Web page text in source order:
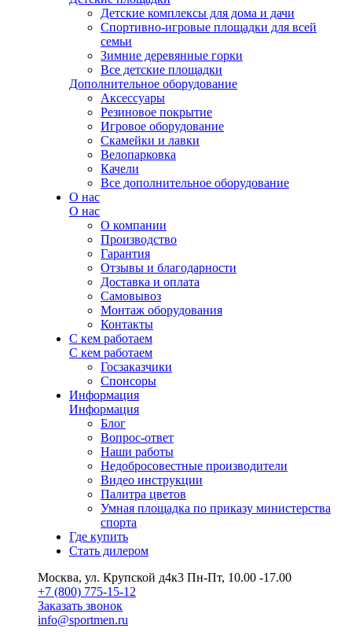
Детские комплексы для дома и дачи
Спортивно-игровые площадки для всей
семьи
Зимние деревянные горки
Все детские площадки
Дополнительное оборудование
Аксессуары
Резиновое покрытие
Игровое оборудование
Скамейки и лавки
Велопарковка
Качели
Все дополнительное оборудование
О нас
О нас
О компании
Производство
Гарантия
Отзывы и благодарности
Доставка и оплата
Самовывоз
Монтаж оборудования
Контакты
С кем работаем
С кем работаем
Госзаказчики
Спонсоры
Информация
Информация
Блог
Вопрос-ответ
Наши работы
Недобросовестные производители
Видео инструкции
Палитра цветов
Умная площадка по приказу министерства
спорта
Где купить
Стать дилером
Москва, ул. Крупской д4к3 Пн-Пт, 10.00 -17.00
+7 (800) 775-15-12
Заказать звонок
info@sportmen.ru